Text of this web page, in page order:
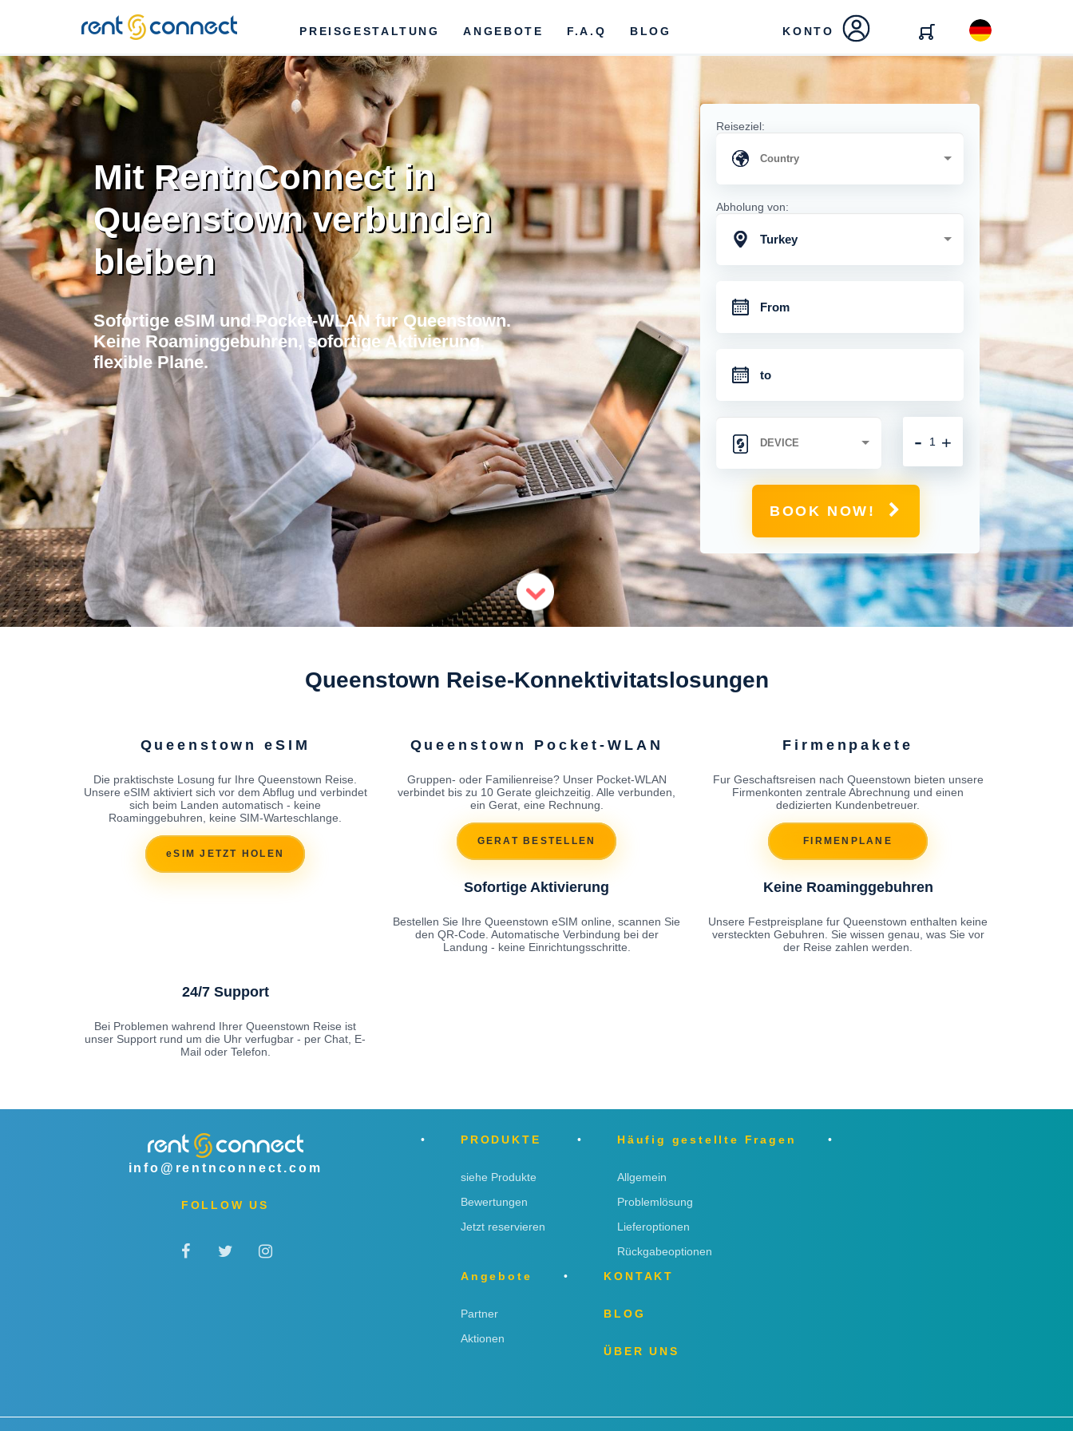
RENT'N
CONNECT
PREISGESTALTUNG ANGEBOTE F.A.Q BLOG KONTO
Mit RentnConnect in
Queenstown verbunden
bleiben
Sofortige eSIM und Pocket-WLAN fur Queenstown.
Keine Roaminggebuhren, sofortige Aktivierung,
flexible Plane.
Reiseziel:
Abholung von:
Turkey
+
-
BOOK NOW!
Queenstown Reise-Konnektivitatslosungen
Queenstown eSIM
Die praktischste Losung fur Ihre Queenstown Reise.
Unsere eSIM aktiviert sich vor dem Abflug und verbindet
sich beim Landen automatisch - keine
Roaminggebuhren, keine SIM-Warteschlange.
eSIM JETZT HOLEN
Queenstown Pocket-WLAN
Gruppen- oder Familienreise? Unser Pocket-WLAN
verbindet bis zu 10 Gerate gleichzeitig. Alle verbunden,
ein Gerat, eine Rechnung.
GERAT BESTELLEN
Firmenpakete
Fur Geschaftsreisen nach Queenstown bieten unsere
Firmenkonten zentrale Abrechnung und einen
dedizierten Kundenbetreuer.
FIRMENPLANE
Sofortige Aktivierung
Bestellen Sie Ihre Queenstown eSIM online, scannen Sie
den QR-Code. Automatische Verbindung bei der
Landung - keine Einrichtungsschritte.
Keine Roaminggebuhren
Unsere Festpreisplane fur Queenstown enthalten keine
versteckten Gebuhren. Sie wissen genau, was Sie vor
der Reise zahlen werden.
24/7 Support
Bei Problemen wahrend Ihrer Queenstown Reise ist
unser Support rund um die Uhr verfugbar - per Chat, E-
Mail oder Telefon.
info@rentnconnect.com
FOLLOW US
PRODUKTE
siehe Produkte
Bewertungen
Jetzt reservieren
Häufig gestellte Fragen
Allgemein
Problemlösung
Lieferoptionen
Rückgabeoptionen
Angebote
Partner
Aktionen
KONTAKT
BLOG
ÜBER UNS